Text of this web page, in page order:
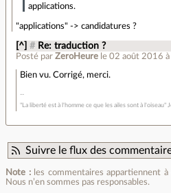
applications.
"applications" -> candidatures ?
[^] # Re: traduction ?
Posté parZeroHeure le 02 août 2016
Bien vu. Corrigé, merci.
"La liberté est à l'homme ce que les ailes sont à l'oiseau"
Suivre le flux des
Note :les commentaires appartiennent
Nous n’en sommes pas responsables.